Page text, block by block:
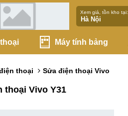
Xem giá, tồn kho tại:
Máy tính bảng
thoại Sửa điện thoại Vivo
thoại Vivo Y31